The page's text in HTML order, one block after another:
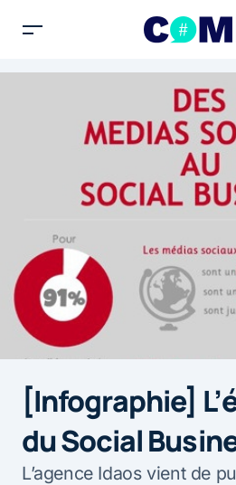
[Infographie]
du Social
L’agence Idaos vient de